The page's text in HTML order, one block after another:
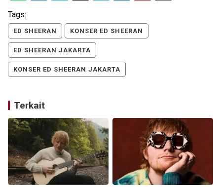
Tags:
ED SHEERAN KONSER ED SHEERAN
ED SHEERAN JAKARTA
KONSER ED SHEERAN JAKARTA
Terkait